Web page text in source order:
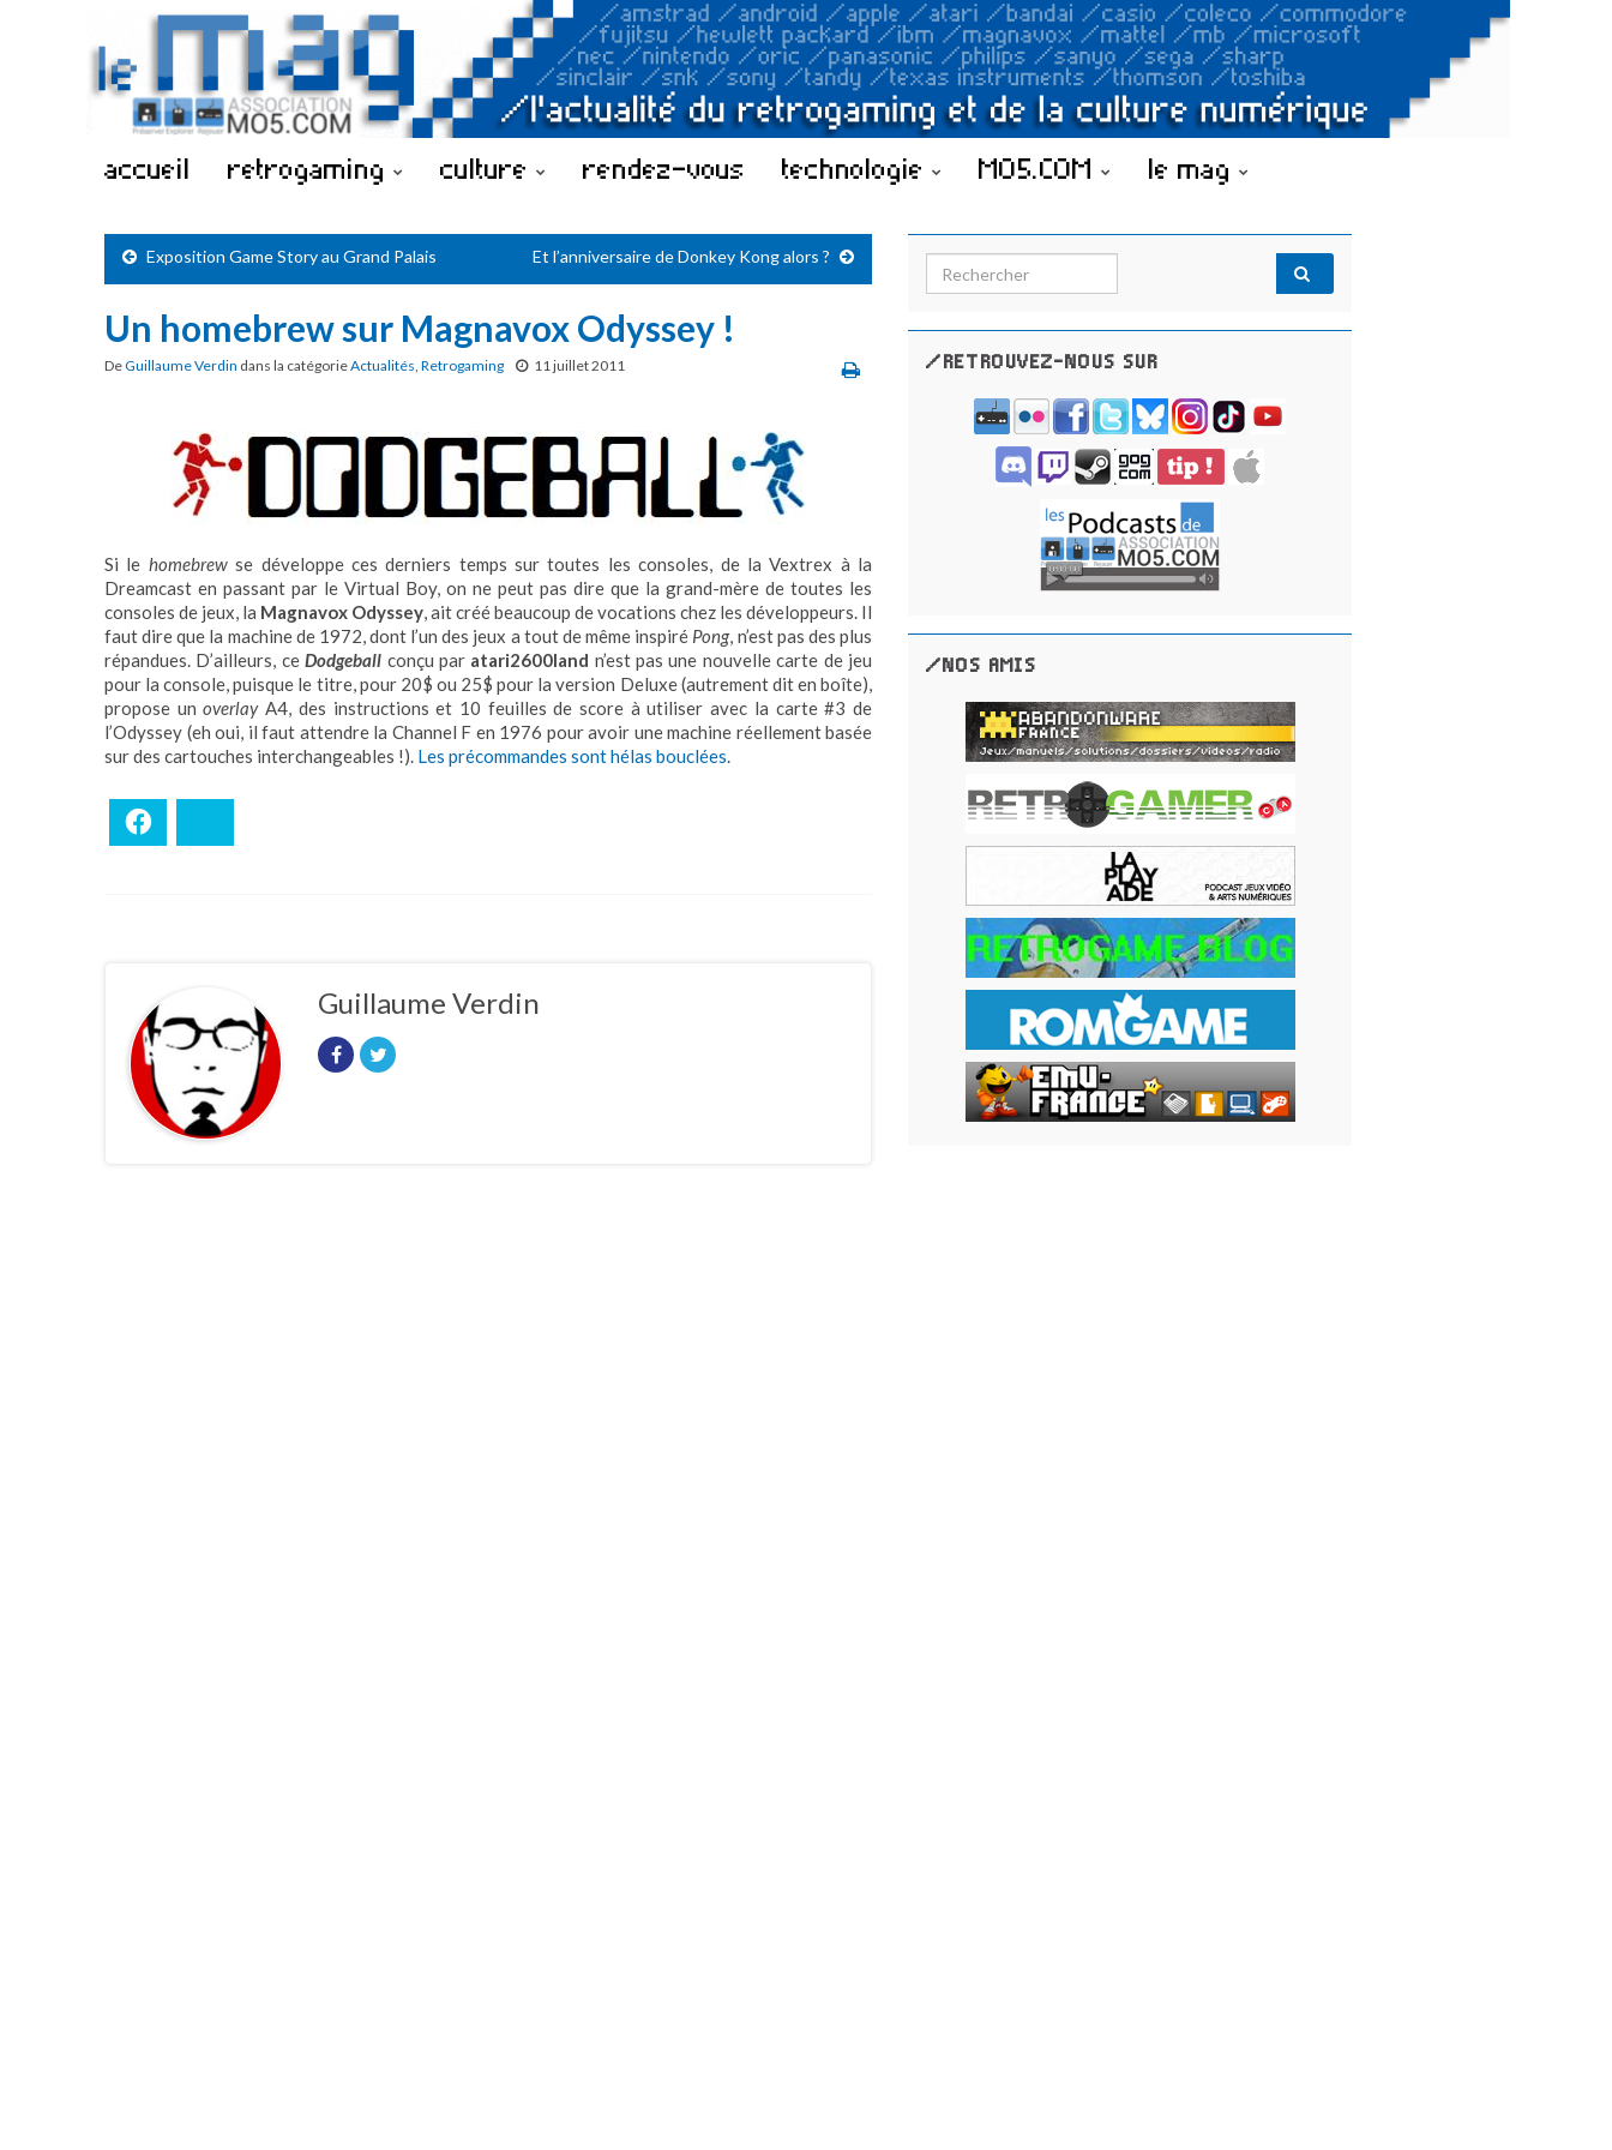
accueil retrogaming culture rendez-vous technologie MO5.COM le mag
Exposition Game Story au Grand Palais Et l’anniversaire de Donkey Kong alors ?
Un homebrew sur Magnavox Odyssey !
DeGuillaume Verdin dans la catégorieActualités, Retrogaming 11 juillet 2011
Si le homebrewse développe ces derniers temps sur toutes les consoles, de la Vextrex à la
Dreamcast en passant par le Virtual Boy, on ne peut pas dire que la grand-mère de toutes les
consoles de jeux, la Magnavox Odyssey , ait créé beaucoup de vocations chez les développeurs. Il
faut dire que la machine de 1972, dont l’un des jeux a tout de même inspiré Pong, n’est pas des plus
répandues. D’ailleurs, ceDodgeball conçu par atari2600land n’est pas une nouvelle carte de jeu
pour la console, puisque le titre, pour 20$ ou 25$ pour la version Deluxe (autrement dit en boîte),
propose unoverlayA4, des instructions et 10 feuilles de score à utiliser avec la carte #3 de
l’Odyssey (eh oui, il faut attendre la Channel F en 1976 pour avoir une machine réellement basée
sur des cartouches interchangeables !). Les précommandes sont hélas bouclées
Guillaume Verdin
Search for:
/RETROUVEZ-NOUS SUR
/NOS AMIS